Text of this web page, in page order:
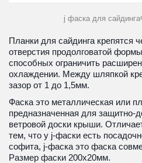
j фаска для
Планки для сайдинга крепятся
отверстия продолговатой
способных ограничить
охлаждении. Между шляпкой
зазор от 1 до 1,5мм.
Фаска это металлическая или
предназначенная для защитно-
ветровой доски крыши.
тем, что у j-фаски есть
софита, j-фаска это фаска
Размер фаски 200х20мм.